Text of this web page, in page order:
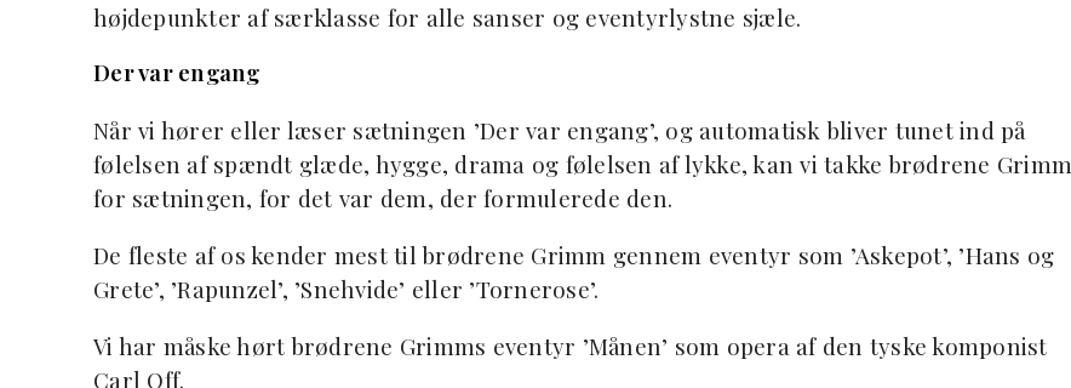
højdepunkter af særklasse for alle sanser og eventyrlystne sjæle.
Der var engang
Når vi hører eller læser sætningen ’Der var engang’, og automatisk bliver tunet ind på
følelsen af spændt glæde, hygge, drama og følelsen af lykke, kan vi takke brødrene Grimm
for sætningen, for det var dem, der formulerede den.
De fleste af os kender mest til brødrene Grimm gennem eventyr som ’Askepot’, ’Hans og
Grete’, ’Rapunzel’, ’Snehvide’ eller ’Tornerose’.
Vi har måske hørt brødrene Grimms eventyr ’Månen’ som opera af den tyske komponist
Carl Off.